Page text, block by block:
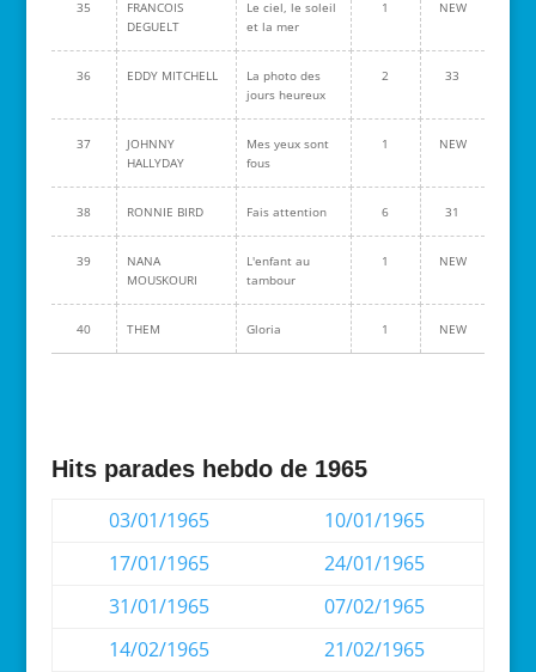
35
FRANCOIS
DEGUELT
Le ciel, le soleil
et la mer
1 NEW
36 EDDY MITCHELL
La photo des
jours heureux
2 33
37
JOHNNY
HALLYDAY
Mes yeux sont
fous
1 NEW
38 RONNIE BIRD Fais attention 6 31
39
NANA
MOUSKOURI
L'enfant au
tambour
1 NEW
40 THEM Gloria 1 NEW
Hits parades hebdo de 1965
03/01/1965
10/01/1965
17/01/1965
24/01/1965
31/01/1965
07/02/1965
14/02/1965
21/02/1965